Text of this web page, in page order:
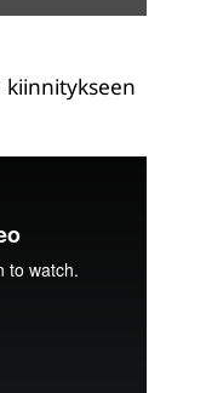
kiinnitykseen